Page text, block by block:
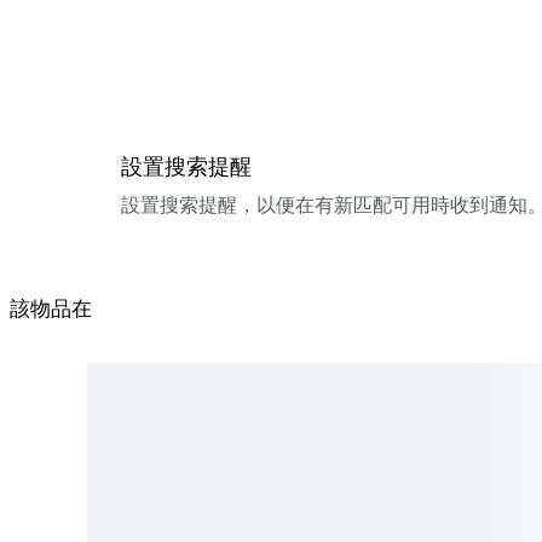
設置搜索提醒
設置搜索提醒，以便在有新匹配可用時收到通知
該物品在